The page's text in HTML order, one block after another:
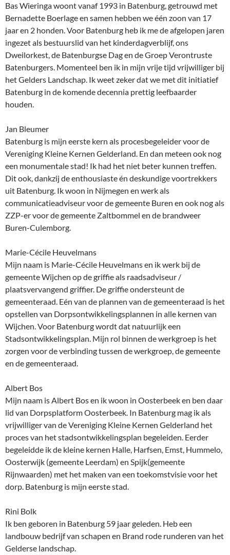
Bas Wieringa woont vanaf 1993 in Batenburg, getrouwd met
Bernadette Boerlage en samen hebben we één zoon van 17
jaar en 2 honden. Voor Batenburg heb ik me de afgelopen jaren
ingezet als bestuurslid van het kinderdagverblijf, ons
Dweilorkest, de Batenburgse Dag en de Groep Verontruste
Batenburgers. Momenteel ben ik in mijn vrije tijd vrijwilliger bij
het Gelders Landschap. Ik weet zeker dat we met dit initiatief
Batenburg in de komende decennia prettig leefbaarder
houden.
Jan Bleumer
Batenburg is mijn eerste kern als procesbegeleider voor de
Vereniging Kleine Kernen Gelderland. En dan meteen ook nog
een monumentale stad! Ik had het niet beter kunnen treffen.
Dit ook, dankzij de enthousiaste én deskundige voortrekkers
uit Batenburg. Ik woon in Nijmegen en werk als
communicatieadviseur voor de gemeente Buren en ook nog als
ZZP-er voor de gemeente Zaltbommel en de brandweer
Buren-Culemborg.
Marie-Cécile Heuvelmans
Mijn naam is Marie-Cécile Heuvelmans en ik werk bij de
gemeente Wijchen op de griffie als raadsadviseur /
plaatsvervangend griffier. De griffie ondersteunt de
gemeenteraad. Eén van de plannen van de gemeenteraad is het
opstellen van Dorpsontwikkelingsplannen in alle kernen van
Wijchen. Voor Batenburg wordt dat natuurlijk een
Stadsontwikkelingsplan. Mijn rol binnen de werkgroep is het
zorgen voor de verbinding tussen de werkgroep, de gemeente
en de gemeenteraad.
Albert Bos
Mijn naam is Albert Bos en ik woon in Oosterbeek en ben daar
lid van Dorpsplatform Oosterbeek. In Batenburg mag ik als
vrijwilliger van de Vereniging Kleine Kernen Gelderland het
proces van het stadsontwikkelingsplan begeleiden. Eerder
begeleidde ik de kleine kernen Halle, Harfsen, Emst, Hummelo,
Oosterwijk (gemeente Leerdam) en Spijk(gemeente
Rijnwaarden) met het maken van een toekomstvisie voor het
dorp. Batenburg is mijn eerste stad.
Rini Bolk
Ik ben geboren in Batenburg 59 jaar geleden. Heb een
landbouw bedrijf van schapen en Brand rode runderen van het
Gelderse landschap.